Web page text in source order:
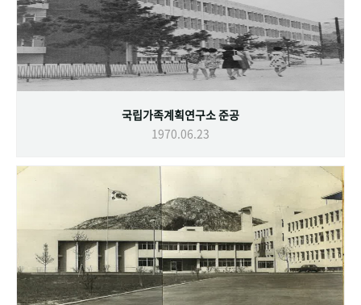
국립가족계획연구소 준공
1970.06.23